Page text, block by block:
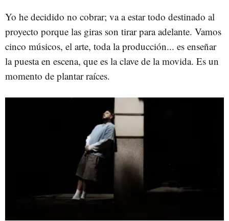
Yo he decidido no cobrar; va a estar todo destinado al
proyecto porque las giras son tirar para adelante. Vamos
cinco músicos, el arte, toda la producción... es enseñar
la puesta en escena, que es la clave de la movida. Es un
momento de plantar raíces.